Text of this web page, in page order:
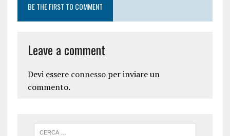
BE THE FIRST TO COMMENT
Leave a comment
Devi essere connessoper inviare un
commento.